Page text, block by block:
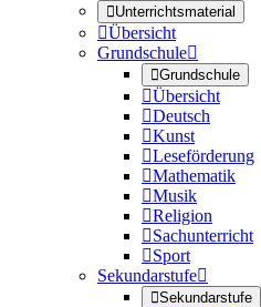
Unterrichtsmaterial
Übersicht
Grundschule
Grundschule
Übersicht
Deutsch
Kunst
Leseförderung
Mathematik
Musik
Religion
Sachunterricht
Sport
Sekundarstufe
Sekundarstufe